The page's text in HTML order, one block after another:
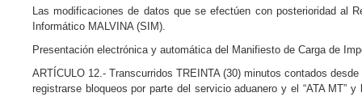
Las modificaciones de datos que se efectúen con posterioridad al
Informático MALVINA (SIM).
Presentación electrónica y automática del Manifiesto de Carga de
ARTÍCULO 12.- Transcurridos TREINTA (30) minutos contados
registrarse bloqueos por parte del servicio aduanero y el “ATA MT”